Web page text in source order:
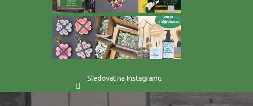
Sledovat na Instagramu